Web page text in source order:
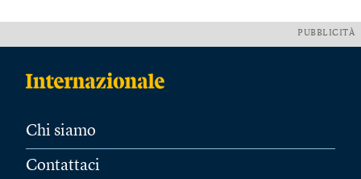
PUBBLICITÀ
Chi siamo
Contattaci